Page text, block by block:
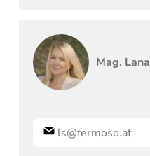
Mag. Lana
ls@fermoso.at